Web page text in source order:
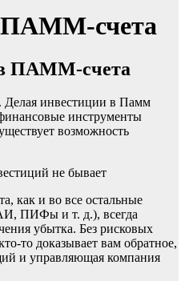
ПАММ-счета
ПАММ-счета
. Делая инвестиции в Памм
инструменты
возможность
не бывает
как и во все остальные
ПИФы и т. д.), всегда
убытка. Без рисковых
то доказывает вам обратное,
и управляющая компания